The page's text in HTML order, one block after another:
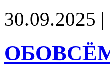
30.09.2025